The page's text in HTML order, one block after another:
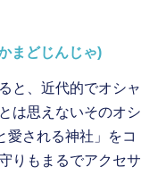
まどじんじゃ)
と、近代的でオシャ
は思えないそのオシ
愛される神社」をコ
りもまるでアクセサ